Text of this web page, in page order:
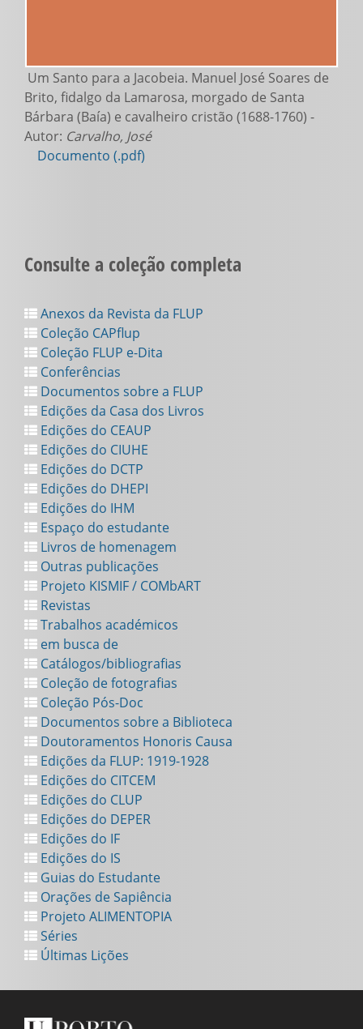
Um Santo para a Jacobeia. Manuel José Soares de
Brito, fidalgo da Lamarosa, morgado de Santa
Bárbara (Baía) e cavalheiro cristão (1688-1760) -
Autor: Carvalho, José
Documento (.pdf)
Consulte a coleção completa
Anexos da Revista da FLUP
Coleção CAPflup
Coleção FLUP e-Dita
Conferências
Documentos sobre a FLUP
Edições da Casa dos Livros
Edições do CEAUP
Edições do CIUHE
Edições do DCTP
Edições do DHEPI
Edições do IHM
Espaço do estudante
Livros de homenagem
Outras publicações
Projeto KISMIF / COMbART
Revistas
Trabalhos académicos
em busca de
Catálogos/bibliografias
Coleção de fotografias
Coleção Pós-Doc
Documentos sobre a Biblioteca
Doutoramentos Honoris Causa
Edições da FLUP: 1919-1928
Edições do CITCEM
Edições do CLUP
Edições do DEPER
Edições do IF
Edições do IS
Guias do Estudante
Orações de Sapiência
Projeto ALIMENTOPIA
Séries
Últimas Lições